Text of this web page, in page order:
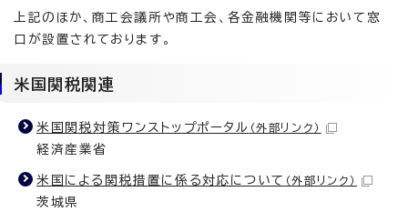
上記のほか、商工会議所や商工会、各金融機関等において窓
口が設置されております。
米国関税関連
米国関税対策ワンストップポータル （外部リンク）
経済産業省
米国による関税措置に係る対応について （外部リンク）
茨城県